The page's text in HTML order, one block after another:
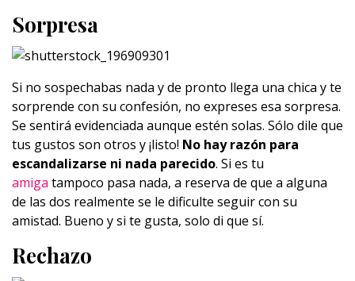
Sorpresa
Si no sospechabas nada y de pronto llega una chica y te
sorprende con su confesión, no expreses esa sorpresa.
Se sentirá evidenciada aunque estén solas. Sólo dile que
tus gustos son otros y ¡listo! No hay razón para
escandalizarse ni nada parecido. Si es tu
amiga tampoco pasa nada, a reserva de que a alguna
de las dos realmente se le dificulte seguir con su
amistad. Bueno y si te gusta, solo di que sí.
Rechazo